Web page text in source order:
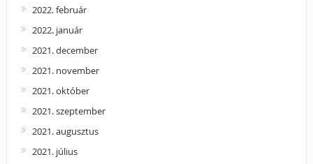
2022. február
2022. január
2021. december
2021. november
2021. október
2021. szeptember
2021. augusztus
2021. július